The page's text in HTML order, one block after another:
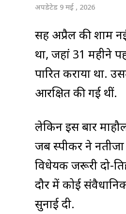
अपडेटेड 9 मई , 2026
सत्रह अप्रैल की
था, जहां 31 महीने
पारित कराया था.
आरक्षित की गई थीं.
लेकिन इस बार
जब स्पीकर ने
विधेयक जरूरी दो-
दौर में कोई
सुनाई दी.